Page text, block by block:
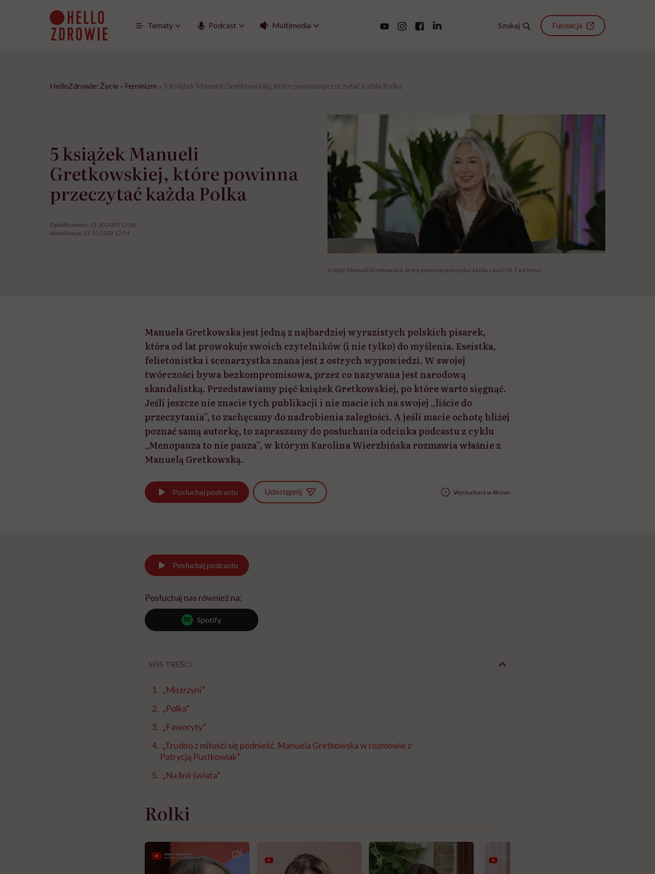
Tematy Podcast Multimedia Szukaj Fundacja
HelloZdrowie: Życie › Feminizm › 5 książek Manueli Gretkowskiej, które powinna przeczytać każda Polka
5 książek Manueli
Gretkowskiej, które powinna
przeczytać każda Polka
Opublikowano: 13.10.2023 12:00
Aktualizacja: 13.10.2023 12:54
Książki Manueli Gretkowskie, które powinna przeczytać każda z nas/ fot. East News
Manuela Gretkowska jest jedną z najbardziej wyrazistych polskich pisarek,
która od lat prowokuje swoich czytelników (i nie tylko) do myślenia. Eseistka,
felietonistka i scenarzystka znana jest z ostrych wypowiedzi. W swojej
twórczości bywa bezkompromisowa, przez co nazywana jest narodową
skandalistką. Przedstawiamy pięć książek Gretkowskiej, po które warto sięgnąć.
Jeśli jeszcze nie znacie tych publikacji i nie macie ich na swojej „liście do
przeczytania”, to zachęcamy do nadrobienia zaległości. A jeśli macie ochotę bliżej
poznać samą autorkę, to zapraszamy do posłuchania odcinka podcastu z cyklu
„Menopauza to nie pauza”, w którym Karolina Wierzbińska rozmawia właśnie z
Manuelą Gretkowską.
Posłuchaj podcastu Udostępnij Wysłuchasz w 48 min
Posłuchaj podcastu
Posłuchaj nas również na:
Spotify
SPIS TREŚCI
„Mistrzyni”
„Polka”
„Faworyty”
„Trudno z miłości się podnieść. Manuela Gretkowska w rozmowie z
Patrycją Pustkowiak”
„Na linii świata”
Rolki